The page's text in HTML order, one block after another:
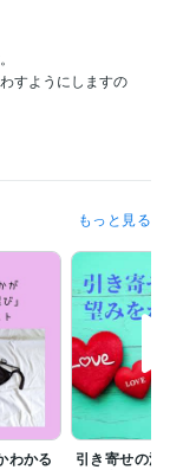
すようにしますの
の希望をお知らせ
で、
しい。」
もっと見る
わかる
引き寄せの